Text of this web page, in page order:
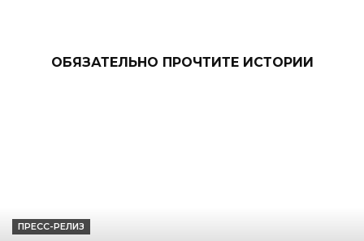
ОБЯЗАТЕЛЬНО ПРОЧТИТЕ ИСТОРИИ
ПРЕСС-РЕЛИЗ